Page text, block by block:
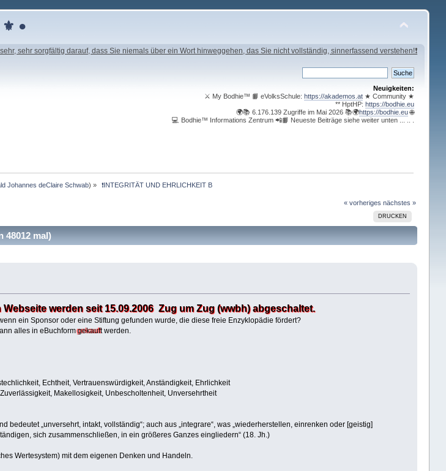
⚜ ●
sehr sorgfältig darauf, dass Sie niemals über ein Wort hinweggehen, das Sie nicht vollständig, sinnerfassend verstehen!❗
Neuigkeiten:
⚔ My Bodhie™ 📙 eVolksSchule:https://akademos.at ★ Community ★
** HptHP:https://bodhie.eu
🌍📚 6.176.139 Zugriffe im Mai 2026 📚🌍https://bodhie.eu🌐
💻 Bodhie™ Informations Zentrum 📲📙 Neueste Beiträge siehe weiter unten ... .. .
Johannes deClaire Schwab) » ❗INTEGRITÄT UND EHRLICHKEIT B
« vorheriges nächstes »
DRUCKEN
48012 mal)
werden seit 15.09.2006 Zug um Zug (wwbh) abgeschaltet.
ein Sponsor oder eine Stiftung gefunden wurde, die diese freie Enzyklopädie fördert?
alles in eBuchformgekauftwerden.
Echtheit, Vertrauenswürdigkeit, Anständigkeit, Ehrlichkeit
Makellosigkeit, Unbescholtenheit, Unversehrtheit
bedeutet „unversehrt, intakt, vollständig“; auch aus „integrare“, was „wiederherstellen, einrenken oder [geistig]
sich zusammenschließen, in ein größeres Ganzes eingliedern“ (18. Jh.)
Wertesystem) mit dem eigenen Denken und Handeln.